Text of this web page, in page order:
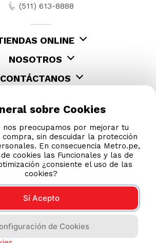
(511) 613-8888
ONLINE
NOSOTROS
CONTÁCTANOS
para realizar transacciones
sobre Cookies
nos preocupamos por mejorar tu
compra, sin descuidar la protección
En consecuencia Metro.pe,
cookies las Funcionales y las de
¿consiente el uso de las
cookies?
Sí Acepto
de Cookies